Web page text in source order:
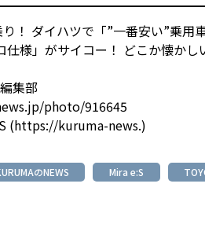
！ ダイハツで「”一番安い”乗用
仕様」がサイコー！ どこか懐か
集部
photo/916645
(https://kuruma-news.)
のNEWS Mira e:S